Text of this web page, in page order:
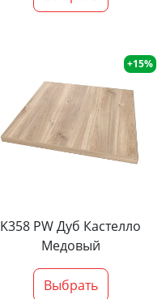
+15%
K358 PW Дуб Кастелло
Медовый
Выбрать